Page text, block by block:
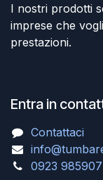
I nostri prodotti
imprese che
prestazioni.
Entra in
Contattaci
0923 985907